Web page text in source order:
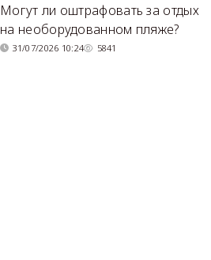
Могут ли оштрафовать за отдых
на необорудованном пляже?
31/07/2026 10:24 5841